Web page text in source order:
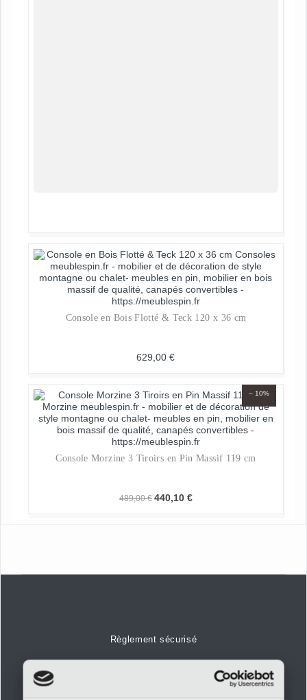
Console en Bois Flotté & Teck 120 x 36 cm
629,00€
– 10%
Console Morzine 3 Tiroirs en Pin Massif 119 cm
489,00€ Le
440,10 €Le
Règlement sécurisé